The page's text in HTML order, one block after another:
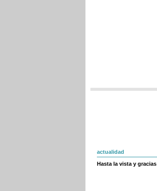
actualidad
Hasta la vista y gracias